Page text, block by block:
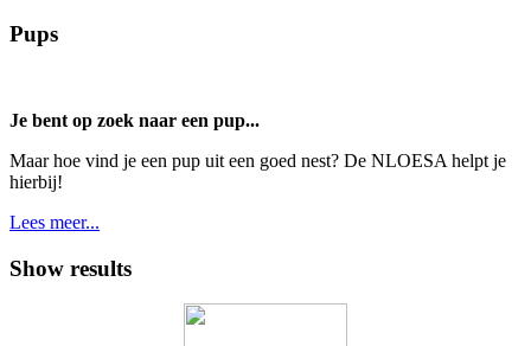
Pups
Je bent op zoek naar een pup...
Maar hoe vind je een pup uit een goed nest? De NLOESA helpt je
hierbij!
Lees meer...
Show results